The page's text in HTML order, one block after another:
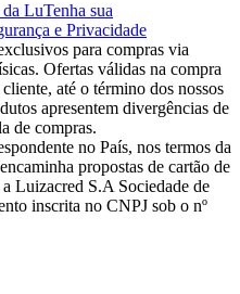
LuTenha sua
e Privacidade
para compras via
Ofertas válidas na compra
até o término dos nossos
apresentem divergências de
de compras.
no País, nos termos da
propostas de cartão de
Luizacred S.A Sociedade de
inscrita no CNPJ sob o nº